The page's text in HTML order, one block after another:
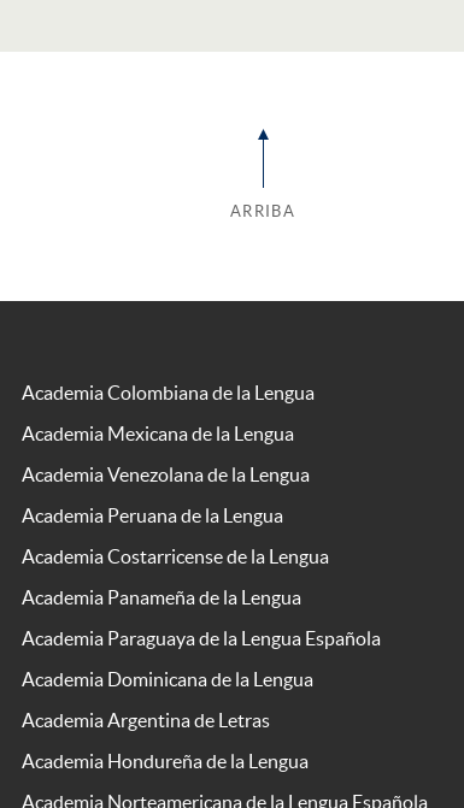
ARRIBA
Academia Colombiana de la Lengua
Academia Mexicana de la Lengua
Academia Venezolana de la Lengua
Academia Peruana de la Lengua
Academia Costarricense de la Lengua
Academia Panameña de la Lengua
Academia Paraguaya de la Lengua Española
Academia Dominicana de la Lengua
Academia Argentina de Letras
Academia Hondureña de la Lengua
Academia Norteamericana de la Lengua Española